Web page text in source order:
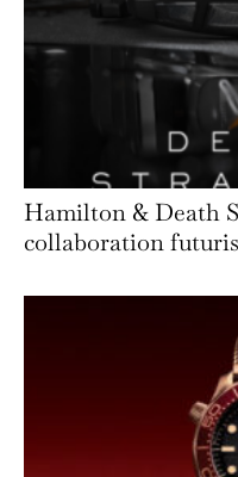
Hamilton & Death
collaboration